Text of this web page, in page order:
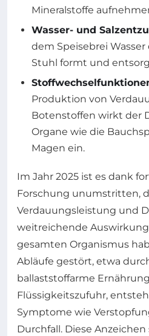
Mineralstoffe
Wasser- und
dem Speisebrei
Stuhl formt und
Produktion von
Botenstoffen wirkt der
Organe wie die
Magen ein.
Im Jahr 2025 ist es dank
Forschung unumstritten,
Verdauungsleistung und
weitreichende
gesamten Organismus
Abläufe gestört, etwa
ballaststoffarme
Flüssigkeitszufuhr,
Symptome wie
Durchfall. Diese